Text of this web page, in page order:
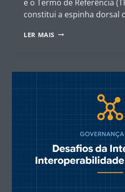
e o Termo de Referência
constitui a espinha dorsal
LER MAIS PLANEJAMENTO
14.133/2021:
PCA